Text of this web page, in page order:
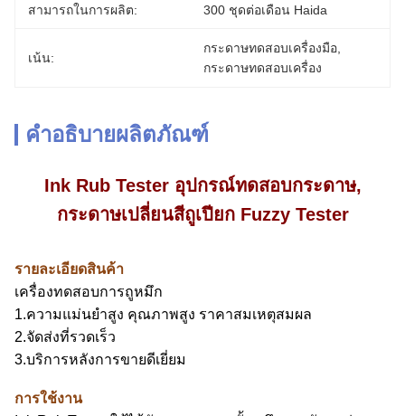
สามารถในการผลิต: 300 ชุดต่อเดือน Haida
เน้น:
กระดาษทดสอบเครื่องมือ
กระดาษทดสอบเครื่อง
คำอธิบายผลิตภัณฑ์
Ink Rub Tester อุปกรณ์ทดสอบกระดาษ,
กระดาษเปลี่ยนสีถูเปียก Fuzzy Tester
รายละเอียดสินค้า
เครื่องทดสอบการถูหมึก
1.ความแม่นยำสูง คุณภาพสูง ราคาสมเหตุสมผล
2.จัดส่งที่รวดเร็ว
3.บริการหลังการขายดีเยี่ยม
การใช้งาน